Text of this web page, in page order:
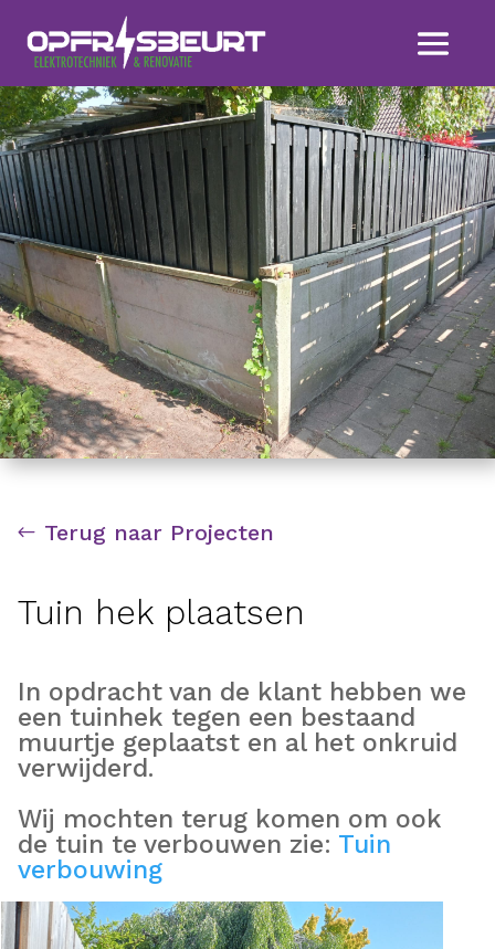
Terug naar Projecten
Tuin hek plaatsen
In opdracht van de klant hebben we
een tuinhek tegen een bestaand
muurtje geplaatst en al het onkruid
verwijderd.
Wij mochten terug komen om ook
de tuin te verbouwen zie: Tuin
verbouwing